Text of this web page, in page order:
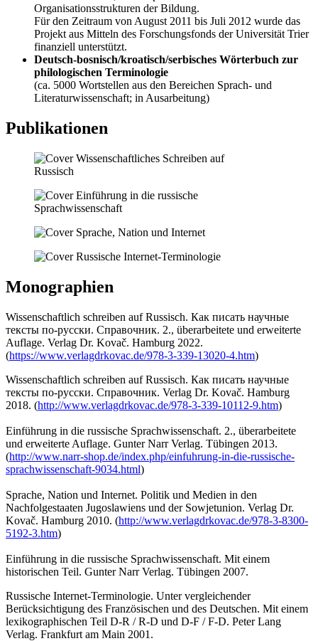
Organisationsstrukturen der Bildung.
Für den Zeitraum von August 2011 bis Juli 2012 wurde das
Projekt aus Mitteln des Forschungsfonds der Universität Trier
finanziell unterstützt.
Deutsch-bosnisch/kroatisch/serbisches Wörterbuch zur
philologischen Terminologie
(ca. 5000 Wortstellen aus den Bereichen Sprach- und
Literaturwissenschaft; in Ausarbeitung)
Publikationen
Monographien
Wissenschaftlich schreiben auf Russisch. Как писать научные
тексты по-русски. Справочник. 2., überarbeitete und erweiterte
Auflage. Verlag Dr. Kovač. Hamburg 2022.
(https://www.verlagdrkovac.de/978-3-339-13020-4.htm)
Wissenschaftlich schreiben auf Russisch. Как писать научные
тексты по-русски. Справочник. Verlag Dr. Kovač. Hamburg
2018. (http://www.verlagdrkovac.de/978-3-339-10112-9.htm)
Einführung in die russische Sprachwissenschaft. 2., überarbeitete
und erweiterte Auflage. Gunter Narr Verlag. Tübingen 2013.
(http://www.narr-shop.de/index.php/einfuhrung-in-die-russische-
sprachwissenschaft-9034.html)
Sprache, Nation und Internet. Politik und Medien in den
Nachfolgestaaten Jugoslawiens und der Sowjetunion. Verlag Dr.
Kovač. Hamburg 2010. (http://www.verlagdrkovac.de/978-3-8300-
5192-3.htm)
Einführung in die russische Sprachwissenschaft. Mit einem
historischen Teil. Gunter Narr Verlag. Tübingen 2007.
Russische Internet-Terminologie. Unter vergleichender
Berücksichtigung des Franzö­si­schen und des Deutschen. Mit einem
lexikographischen Teil D-R / R-D und D-F / F-D. Pe­ter Lang
Verlag. Frankfurt am Main 2001.